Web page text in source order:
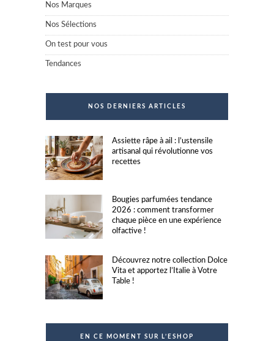
Nos Marques
Nos Sélections
On test pour vous
Tendances
NOS DERNIERS ARTICLES
Assiette râpe à ail : l’ustensile
artisanal qui révolutionne vos
recettes
Bougies parfumées tendance
2026 : comment transformer
chaque pièce en une expérience
olfactive !
Découvrez notre collection Dolce
Vita et apportez l’Italie à Votre
Table !
EN CE MOMENT SUR L’ESHOP